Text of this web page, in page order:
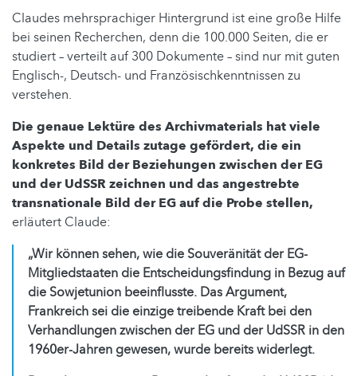
Claudes mehrsprachiger Hintergrund ist eine große Hilfe
bei seinen Recherchen, denn die 100.000 Seiten, die er
studiert – verteilt auf 300 Dokumente – sind nur mit guten
Englisch-, Deutsch- und Französischkenntnissen zu
verstehen.
Die genaue Lektüre des Archivmaterials hat viele
Aspekte und Details zutage gefördert, die ein
konkretes Bild der Beziehungen zwischen der EG
und der UdSSR zeichnen und das angestrebte
transnationale Bild der EG auf die Probe stellen,
erläutert Claude:
„Wir können sehen, wie die Souveränität der EG-
Mitgliedstaaten die Entscheidungsfindung in Bezug auf
die Sowjetunion beeinflusste. Das Argument,
Frankreich sei die einzige treibende Kraft bei den
Verhandlungen zwischen der EG und der UdSSR in den
1960er-Jahren gewesen, wurde bereits widerlegt.